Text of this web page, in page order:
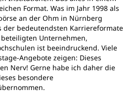
Format. Was im Jahr 1998 als
an der Ohm in Nürnberg
der bedeutendsten Karriereformate
Unternehmen,
ist beeindruckend. Viele
Angebote zeigen: Dieses
Nerv! Gerne habe ich daher die
besondere